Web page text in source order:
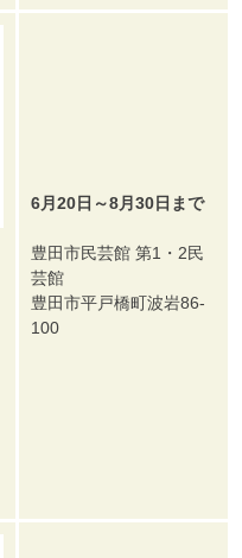
6月20日～8月30日まで
豊田市民芸館 第1・2民
芸館
豊田市平戸橋町波岩86-
100